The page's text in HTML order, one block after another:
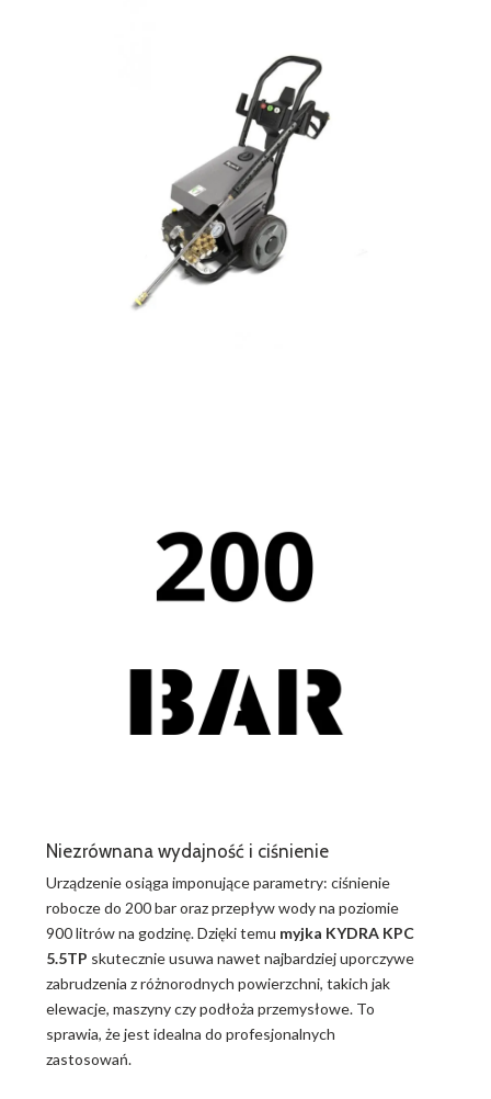
Niezrównana wydajność i ciśnienie
Urządzenie osiąga imponujące parametry: ciśnienie
robocze do 200 bar oraz przepływ wody na poziomie
900 litrów na godzinę. Dzięki temu myjka KYDRA KPC
5.5TP skutecznie usuwa nawet najbardziej uporczywe
zabrudzenia z różnorodnych powierzchni, takich jak
elewacje, maszyny czy podłoża przemysłowe. To
sprawia, że jest idealna do profesjonalnych
zastosowań.